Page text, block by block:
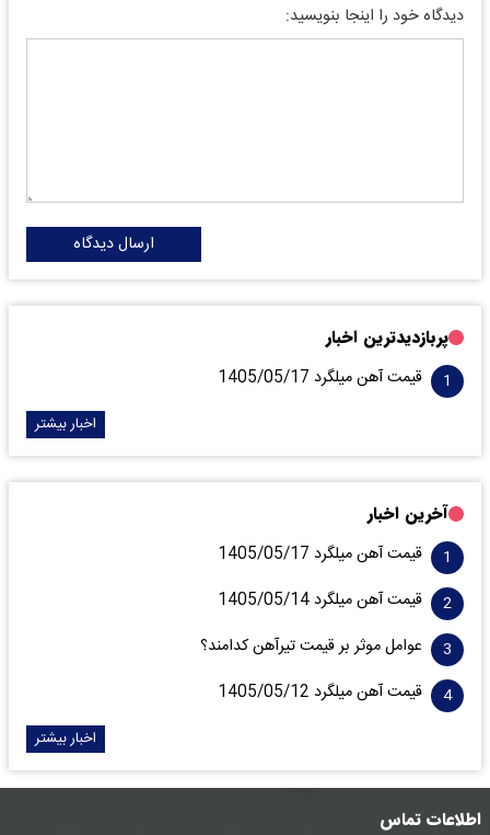
دیدگاه خود را اینجا بنویسید:
ارسال دیدگاه
پربازدیدترین اخبار
قیمت آهن میلگرد 1405/05/17
اخبار بیشتر
آخرین اخبار
قیمت آهن میلگرد 1405/05/17
قیمت آهن میلگرد 1405/05/14
عوامل موثر بر قیمت تیرآهن کدامند؟
قیمت آهن میلگرد 1405/05/12
اخبار بیشتر
اطلاعات تماس